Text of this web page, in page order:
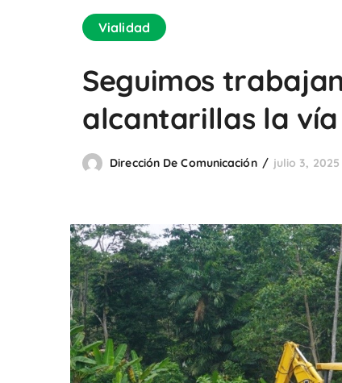
Vialidad
Seguimos
alcantarillas la vía
Dirección De Comunicación julio 3, 2025